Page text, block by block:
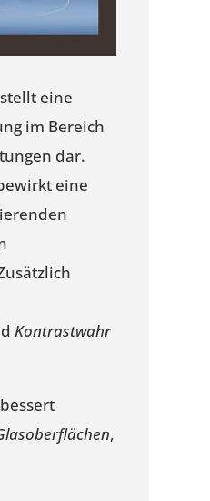
eine
im Bereich
dar.
eine
Kontrastwahr
,